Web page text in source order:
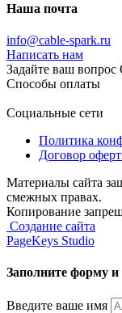
Наша почта
info@cable-spark.ru
Написать нам
Задайте ваш
Способы оплаты
Социальные сети
Политика
Договор
Материалы сайта
смежных правах.
Копирование
Создание сайта
PageKeys Studio
Заполните форму и
Введите ваше имя